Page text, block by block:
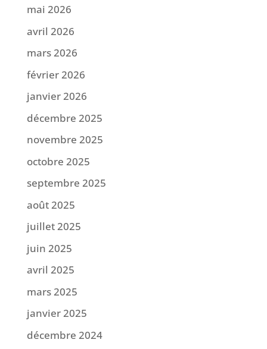
mai 2026
avril 2026
mars 2026
février 2026
janvier 2026
décembre 2025
novembre 2025
octobre 2025
septembre 2025
août 2025
juillet 2025
juin 2025
avril 2025
mars 2025
janvier 2025
décembre 2024